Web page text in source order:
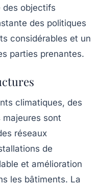
objectifs
des politiques
considérables et un
parties prenantes.
climatiques, des
sont
réseaux
de
et amélioration
les bâtiments. La